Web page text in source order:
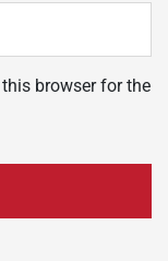
browser for the